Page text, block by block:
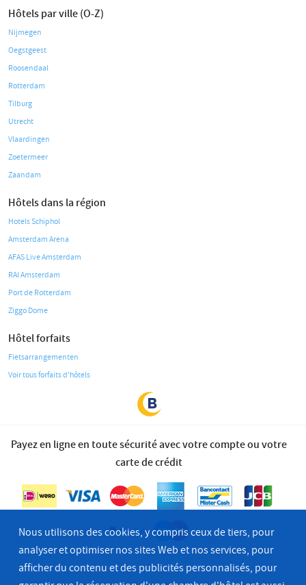
Hôtels par ville (O-Z)
Nijmegen
Oegstgeest
Roosendaal
Rotterdam
Tilburg
Utrecht
Vlaardingen
Zoetermeer
Zaandam
Hôtels dans la région
Hotels Schiphol
Amsterdam Arena
AFAS Live Amsterdam
RAI Amsterdam
Port de Rotterdam
Ziggo Dome
Hôtel forfaits
Fietsarrangementen
Voir tous forfaits d'hôtels
Payez en ligne en toute sécurité avec votre compte ou votre
carte de crédit
Nous utilisons des cookies, y compris ceux de tiers, pour
analyser et optimiser nos sites Web et nos services, pour
afficher du contenu et des publicités personnalisés, pour